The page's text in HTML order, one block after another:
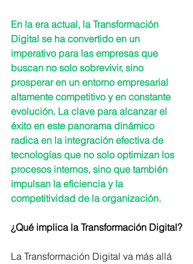
En la era actual, la Transformación
Digital se ha convertido en un
imperativo para las empresas que
buscan no solo sobrevivir, sino
prosperar en un entorno empresarial
altamente competitivo y en constante
evolución. La clave para alcanzar el
éxito en este panorama dinámico
radica en la integración efectiva de
tecnologías que no solo optimizan los
procesos internos, sino que también
impulsan la eficiencia y la
competitividad de la organización.
¿Qué implica la Transformación Digital?
La Transformación Digital va más allá